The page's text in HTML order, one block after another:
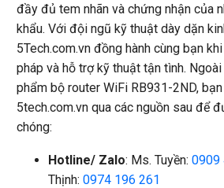
đầy đủ tem nhãn và chứng nhận của
khẩu. Với đội ngũ kỹ thuật dày dặn
5Tech.com.vn đồng hành cùng bạn
pháp và hỗ trợ kỹ thuật tận tình.
phẩm bộ router WiFi RB931-2ND,
5tech.com.vn qua các nguồn sau để
chóng:
Hotline/ Zalo: Ms. Tuyền: 0909
Thịnh: 0974 196 261